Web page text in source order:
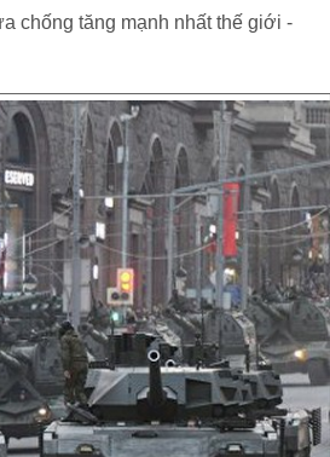
chống tăng mạnh nhất thế giới -